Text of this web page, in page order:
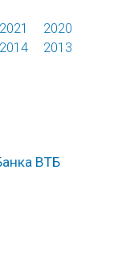
2021
2020
2014
2013
ВТБ